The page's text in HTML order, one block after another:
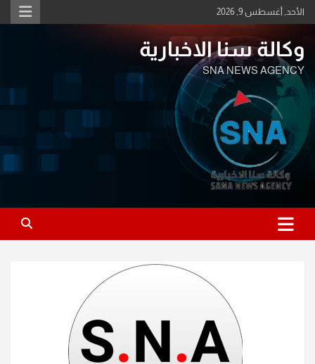
Skip
to
الأحد, أغسطس 9, 2026
وكالة سنا الاخبارية
SNA NEWS AGENCY